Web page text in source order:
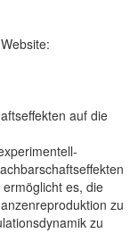
auf die
es, die
zu
zu